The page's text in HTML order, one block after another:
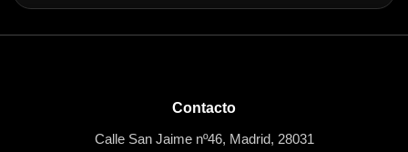
Contacto
Calle San Jaime nº46, Madrid, 28031